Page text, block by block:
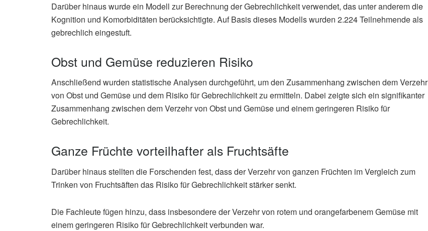
Darüber hinaus wurde ein Modell zur Berechnung der Gebrechlichkeit verwendet, das unter anderem die
Kognition und Komorbiditäten berücksichtigte. Auf Basis dieses Modells wurden 2.224 Teilnehmende als
gebrechlich eingestuft.
Obst und Gemüse reduzieren Risiko
Anschließend wurden statistische Analysen durchgeführt, um den Zusammenhang zwischen dem Verzehr
von Obst und Gemüse und dem Risiko für Gebrechlichkeit zu ermitteln. Dabei zeigte sich ein signifikanter
Zusammenhang zwischen dem Verzehr von Obst und Gemüse und einem geringeren Risiko für
Gebrechlichkeit.
Ganze Früchte vorteilhafter als Fruchtsäfte
Darüber hinaus stellten die Forschenden fest, dass der Verzehr von ganzen Früchten im Vergleich zum
Trinken von Fruchtsäften das Risiko für Gebrechlichkeit stärker senkt.
Die Fachleute fügen hinzu, dass insbesondere der Verzehr von rotem und orangefarbenem Gemüse mit
einem geringeren Risiko für Gebrechlichkeit verbunden war.